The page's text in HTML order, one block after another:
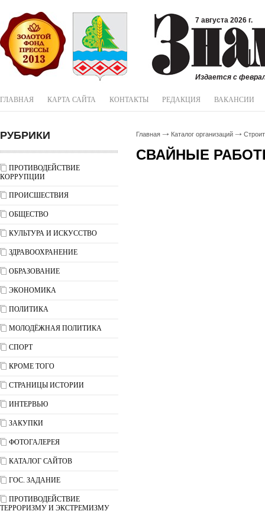
7 августа 2026 г.
Издается с
ГЛАВНАЯ КАРТА САЙТА КОНТАКТЫ РЕДАКЦИЯ ВАКАНСИИ
РУБРИКИ
ПРОТИВОДЕЙСТВИЕ
КОРРУПЦИИ
ПРОИСШЕСТВИЯ
ОБЩЕСТВО
КУЛЬТУРА И ИСКУССТВО
ЗДРАВООХРАНЕНИЕ
ОБРАЗОВАНИЕ
ЭКОНОМИКА
ПОЛИТИКА
МОЛОДЁЖНАЯ ПОЛИТИКА
СПОРТ
КРОМЕ ТОГО
СТРАНИЦЫ ИСТОРИИ
ИНТЕРВЬЮ
ЗАКУПКИ
ФОТОГАЛЕРЕЯ
КАТАЛОГ САЙТОВ
ГОС. ЗАДАНИЕ
ПРОТИВОДЕЙСТВИЕ
ТЕРРОРИЗМУ И ЭКСТРЕМИЗМУ
Главная Каталог организаций
СВАЙНЫЕ